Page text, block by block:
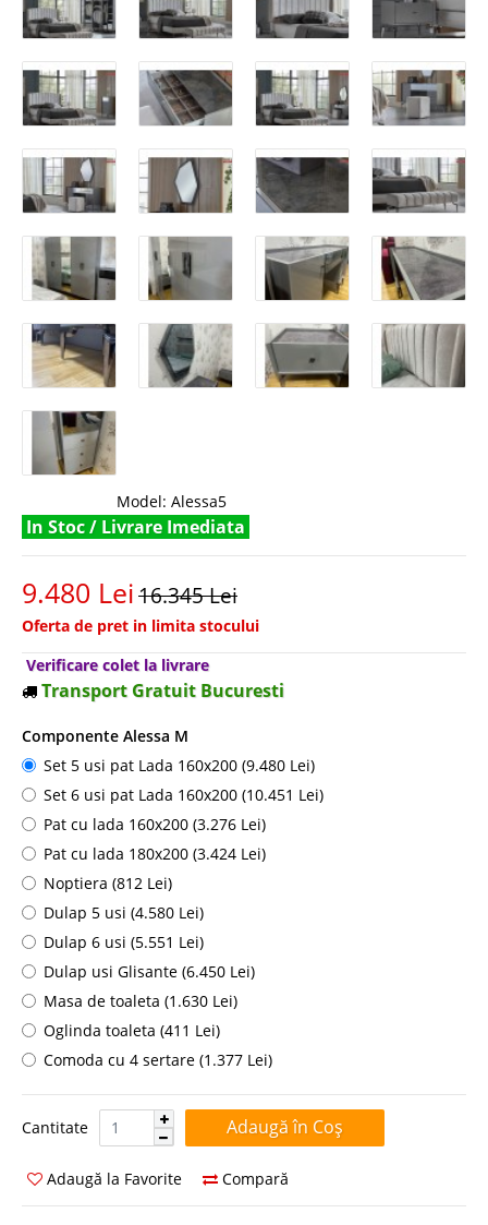
Model: Alessa5
In Stoc / Livrare Imediata
9.480 Lei16.345 Lei
Oferta de pret in limita stocului
Verificare colet la livrare
Transport Gratuit Bucuresti
Componente Alessa M
Set 5 usi pat Lada 160x200 (9.480 Lei)
Set 6 usi pat Lada 160x200 (10.451 Lei)
Pat cu lada 160x200 (3.276 Lei)
Pat cu lada 180x200 (3.424 Lei)
Noptiera (812 Lei)
Dulap 5 usi (4.580 Lei)
Dulap 6 usi (5.551 Lei)
Dulap usi Glisante (6.450 Lei)
Masa de toaleta (1.630 Lei)
Oglinda toaleta (411 Lei)
Comoda cu 4 sertare (1.377 Lei)
Cantitate Cantitate:
Adaugă la Favorite Compară